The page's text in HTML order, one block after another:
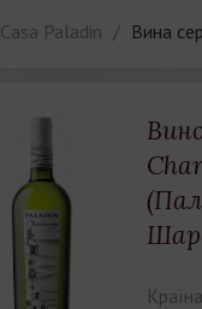
Casa Paladin Вина